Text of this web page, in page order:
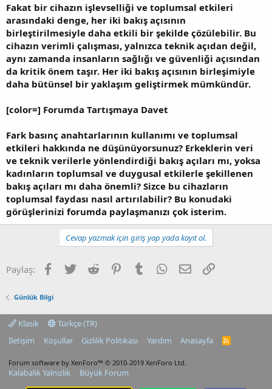
Fakat bir cihazın işlevselliği ve toplumsal etkileri
arasındaki denge, her iki bakış açısının
birleştirilmesiyle daha etkili bir şekilde çözülebilir. Bu
cihazın verimli çalışması, yalnızca teknik açıdan değil,
aynı zamanda insanların sağlığı ve güvenliği açısından
da kritik önem taşır. Her iki bakış açısının birleşimiyle
daha bütünsel bir yaklaşım geliştirmek mümkündür.
[color=] Forumda Tartışmaya Davet
Fark basınç anahtarlarının kullanımı ve toplumsal
etkileri hakkında ne düşünüyorsunuz? Erkeklerin veri
ve teknik verilerle yönlendirdiği bakış açıları mı, yoksa
kadınların toplumsal ve duygusal etkilerle şekillenen
bakış açıları mı daha önemli? Sizce bu cihazların
toplumsal faydası nasıl artırılabilir? Bu konudaki
görüşlerinizi forumda paylaşmanızı çok isterim.
Cevap yazmak için giriş yap yada kayıt ol.
Paylaş: Facebook
TwitterReddit PinterestTumblrWhatsApp
E-postaLink
Günlük Bilgi
Klasik
Türkçe (TR)
İletişim
Koşullar Gizlilik Politikası Yardım Anasayfa
R
Forum software by XenForo™ © 2010-2019 XenForo Ltd.
Kalabalık Yalnızlık Büyük Forum